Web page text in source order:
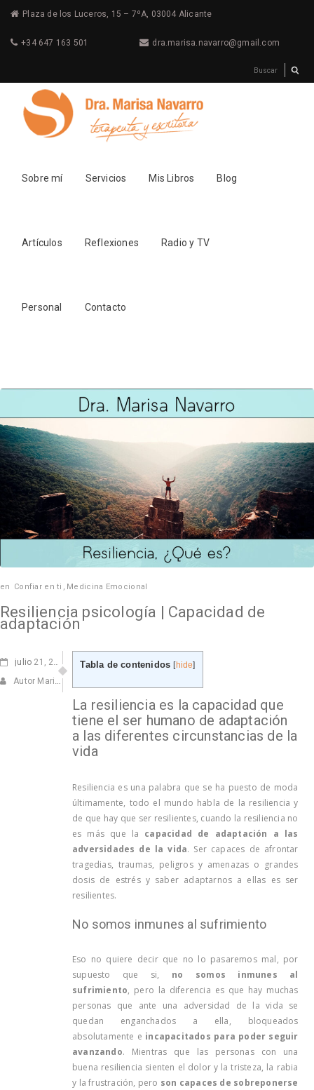
Plaza de los Luceros, 15 – 7ºA, 03004 Alicante
+34 647 163 501 dra.marisa.navarro@gmail.com
Sobre mí Servicios Mis Libros Blog
Artículos Reflexiones Radio y TV
Personal Contacto
en Confiar en ti , Medicina Emocional
Resiliencia psicología | Capacidad de
adaptación
julio 21, 2022
Autor Marisa Navarro
Tabla de contenidos [hide]
La resiliencia es la capacidad que
tiene el ser humano de adaptación
a las diferentes circunstancias de la
vida
Resiliencia es una palabra que se ha puesto de moda
últimamente, todo el mundo habla de la resiliencia y
de que hay que ser resilientes, cuando la resiliencia no
es más que la capacidad de adaptación a las
adversidades de la vida. Ser capaces de afrontar
tragedias, traumas, peligros y amenazas o grandes
dosis de estrés y saber adaptarnos a ellas es ser
resilientes.
No somos inmunes al sufrimiento
Eso no quiere decir que no lo pasaremos mal, por
supuesto que si, no somos inmunes al
sufrimiento, pero la diferencia es que hay muchas
personas que ante una adversidad de la vida se
quedan enganchados a ella, bloqueados
absolutamente e incapacitados para poder seguir
avanzando. Mientras que las personas con una
buena resiliencia sienten el dolor y la tristeza, la rabia
y la frustración, pero son capaces de sobreponerse